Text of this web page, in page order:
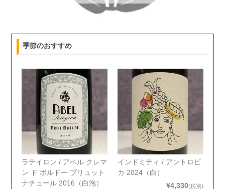
季節のおすすめ
ラテイロン / アベル クレマ
ン ド ボルドー ブリュット
ナチュール 2016（白泡）
インドミティ / アントロピ
カ 2024（白）
¥4,330(税別)